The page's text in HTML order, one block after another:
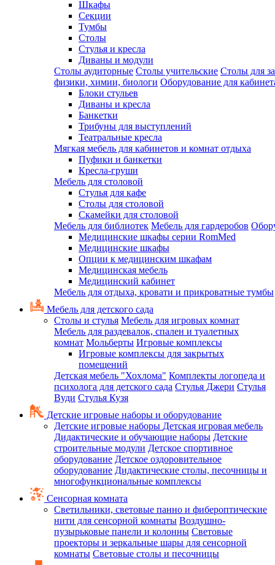
Шкафы
Секции
Тумбы
Столы
Стулья и кресла
Диваны и модули
Столы аудиторные Столы учительские Столы для
физики, химии, биологи Оборудование для
Блоки стульев
Диваны и кресла
Банкетки
Трибуны для выступлений
Театральные кресла
Мягкая мебель для кабинетов и комнат отдыха
Пуфики и банкетки
Кресла-груши
Мебель для столовой
Cтулья для кафе
Cтолы для столовой
Скамейки для столовой
Мебель для библиотек Мебель для гардеробов
Медицинские шкафы серии RomMed
Медицинские шкафы
Опции к медицинским шкафам
Медицинская мебель
Медицинский кабинет
Мебель для отдыха, кровати и прикроватные тумбы
Мебель для детского сада
Столы и стулья Мебель для игровых комнат
Мебель для раздевалок, спален и туалетных
комнат Мольберты Игровые комплексы
Игровые комплексы для закрытых
помещений
Детская мебель "Хохлома" Комплекты логопеда и
психолога для детского сада Стулья Джери Стулья
Вуди Стулья Кузя
Детские игровые наборы и оборудование
Детские игровые наборы Детская игровая мебель
Дидактические и обучающие наборы Детские
строительные модули Детское спортивное
оборудование Детское оздоровительное
оборудование Дидактические столы, песочницы и
многофункциональные комплексы
Сенсорная комната
Светильники, световые панно и фибероптические
нити для сенсорной комнаты Воздушно-
пузырьковые панели и колонны Световые
проекторы и зеркальные шары для сенсорной
комнаты Световые столы и песочницы